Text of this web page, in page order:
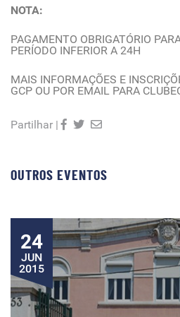
NOTA:
PAGAMENTO OBRIGATÓRIO
PERÍODO INFERIOR A 24H
MAIS INFORMAÇÕES E
GCP OU POR EMAIL PARA
Partilhar |
OUTROS EVENTOS
24
JUN
2015